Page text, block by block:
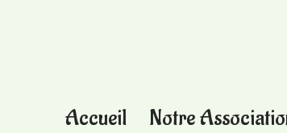
Accueil Notre